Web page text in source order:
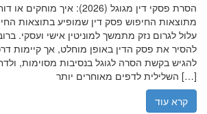
הסרת פסקי דין מגוגל (2026): איך
מתוצאות החיפוש פסק דין שמופיע בתוצאות
עלול לגרום נזק מתמשך למוניטין אישי ועסקי.
להסיר את פסק הדין באופן מוחלט, אך קיימות
להגיש בקשת הסרה לגוגל בנסיבות מסוימות,
השלילית לדפים מאוחרים יותר […]
קרא עוד